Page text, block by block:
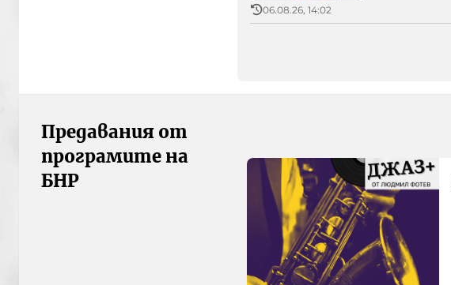
06.08.26, 14:02
Предавания от
програмите на
БНР